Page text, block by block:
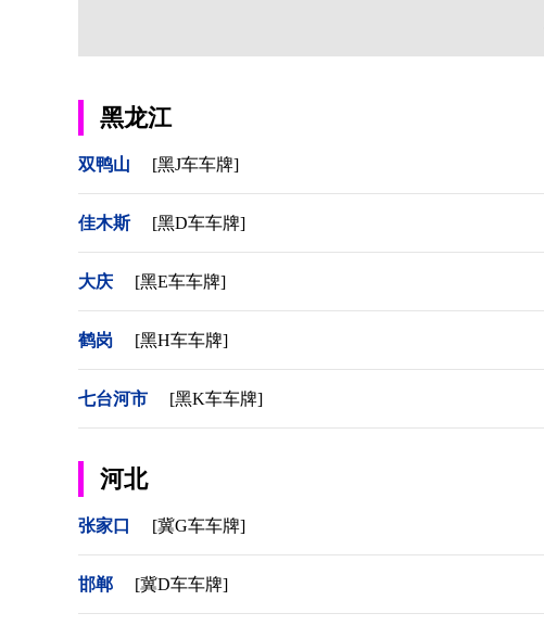
黑龙江
双鸭山 [黑J车车牌]
佳木斯 [黑D车车牌]
大庆 [黑E车车牌]
鹤岗 [黑H车车牌]
七台河市 [黑K车车牌]
河北
张家口 [冀G车车牌]
邯郸 [冀D车车牌]